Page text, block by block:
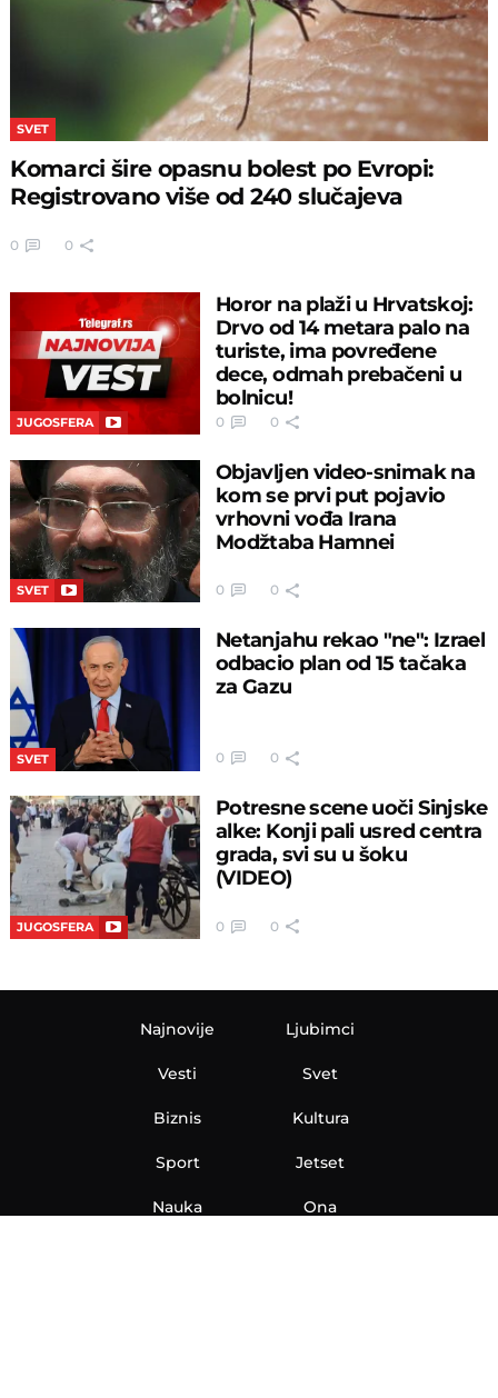
SVET
Komarci šire opasnu bolest po Evropi:
Registrovano više od 240 slučajeva
0 0
JUGOSFERA
Horor na plaži u Hrvatskoj:
Drvo od 14 metara palo na
turiste, ima povređene
dece, odmah prebačeni u
bolnicu!
0 0
SVET
Objavljen video-snimak na
kom se prvi put pojavio
vrhovni vođa Irana
Modžtaba Hamnei
0 0
SVET
Netanjahu rekao "ne": Izrael
odbacio plan od 15 tačaka
za Gazu
0 0
JUGOSFERA
Potresne scene uoči Sinjske
alke: Konji pali usred centra
grada, svi su u šoku
(VIDEO)
0 0
Najnovije
Vesti
Biznis
Sport
Nauka
Ljubimci
Svet
Kultura
Jetset
Ona